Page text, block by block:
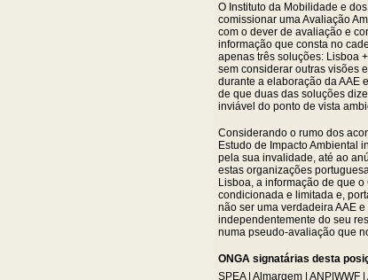
O Instituto da Mobilidade e
comissionar uma Avaliação
com o dever de avaliação e
informação que consta no
apenas três soluções: Lisboa
sem considerar outras visões
durante a elaboração da AAE
de que duas das soluções
inviável do ponto de vista
Considerando o rumo dos
Estudo de Impacto Ambiental
pela sua invalidade, até ao
estas organizações
Lisboa, a informação de que
condicionada e limitada e,
não ser uma verdadeira AAE
independentemente do seu
numa pseudo-avaliação que
ONGA signatárias desta
SPEA | Almargem | ANP|WWF